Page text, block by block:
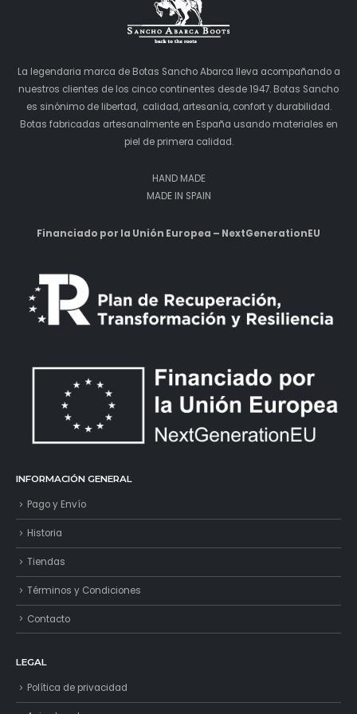
La legendaria marca de Botas Sancho Abarca lleva acompañando a
nuestros clientes de los cinco continentes desde 1947. Botas Sancho
es sinónimo de libertad, calidad, artesanía, confort y durabilidad.
Botas fabricadas artesanalmente en España usando materiales en
piel de primera calidad.
HAND MADE
MADE IN SPAIN
Financiado por la Unión Europea – NextGenerationEU
INFORMACIÓN GENERAL
Pago y Envío
Historia
Tiendas
Términos y Condiciones
Contacto
LEGAL
Política de privacidad